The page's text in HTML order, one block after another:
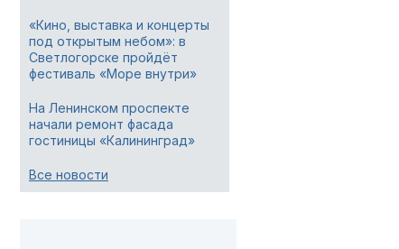
«Кино, выставка и концерты
под открытым небом»: в
Светлогорске пройдёт
фестиваль «Море внутри»
На Ленинском проспекте
начали ремонт фасада
гостиницы «Калининград»
Все новости